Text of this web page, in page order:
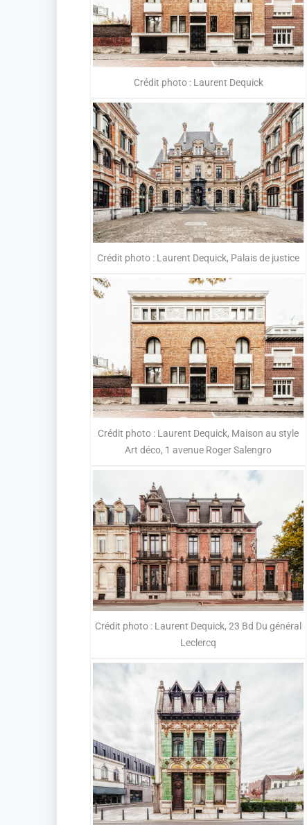
Crédit photo : Laurent Dequick
Crédit photo : Laurent Dequick, Palais de justice
Crédit photo : Laurent Dequick, Maison au style
Art déco, 1 avenue Roger Salengro
Crédit photo : Laurent Dequick, 23 Bd Du général
Leclercq